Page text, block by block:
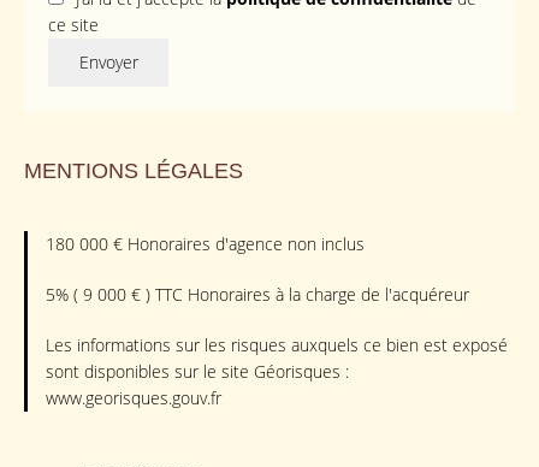
ce site
Envoyer
MENTIONS LÉGALES
180 000 € Honoraires d'agence non inclus
5% ( 9 000 € ) TTC Honoraires à la charge de l'acquéreur
Les informations sur les risques auxquels ce bien est exposé
sont disponibles sur le site Géorisques :
www.georisques.gouv.fr